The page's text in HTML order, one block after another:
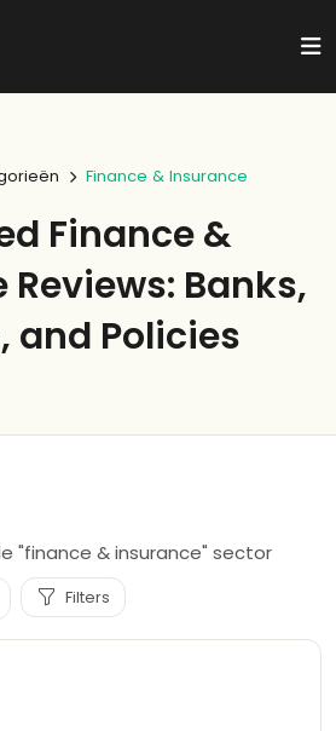
Finance & Insurance
Finance &
Banks,
and Policies
"finance & insurance" sector
Filters